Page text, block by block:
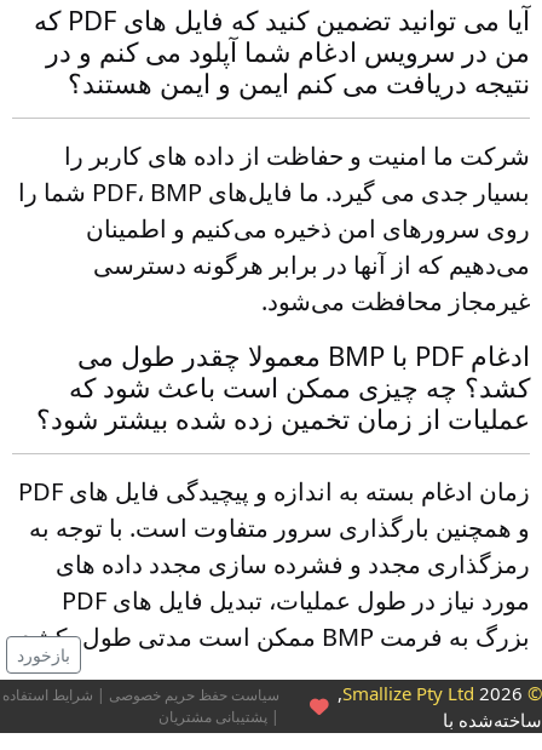
آیا می توانید تضمین کنید که فایل های PDF که
من در سرویس ادغام شما آپلود می کنم و در
نتیجه دریافت می کنم ایمن و ایمن هستند؟
شرکت ما امنیت و حفاظت از داده های کاربر را
بسیار جدی می گیرد. ما فایل‌های PDF، BMP شما را
روی سرورهای امن ذخیره می‌کنیم و اطمینان
می‌دهیم که از آنها در برابر هرگونه دسترسی
غیرمجاز محافظت می‌شود.
ادغام PDF با BMP معمولا چقدر طول می
کشد؟ چه چیزی ممکن است باعث شود که
عملیات از زمان تخمین زده شده بیشتر شود؟
زمان ادغام بسته به اندازه و پیچیدگی فایل های PDF
و همچنین بارگذاری سرور متفاوت است. با توجه به
رمزگذاری مجدد و فشرده سازی مجدد داده های
مورد نیاز در طول عملیات، تبدیل فایل های PDF
بزرگ به فرمت BMP ممکن است مدتی طول بکشد.
بازخورد
© Smallize
2026,
با
سیاست حفظ حریم خصوصی| شرایط استفاده
| پشتیبانی مشتریان